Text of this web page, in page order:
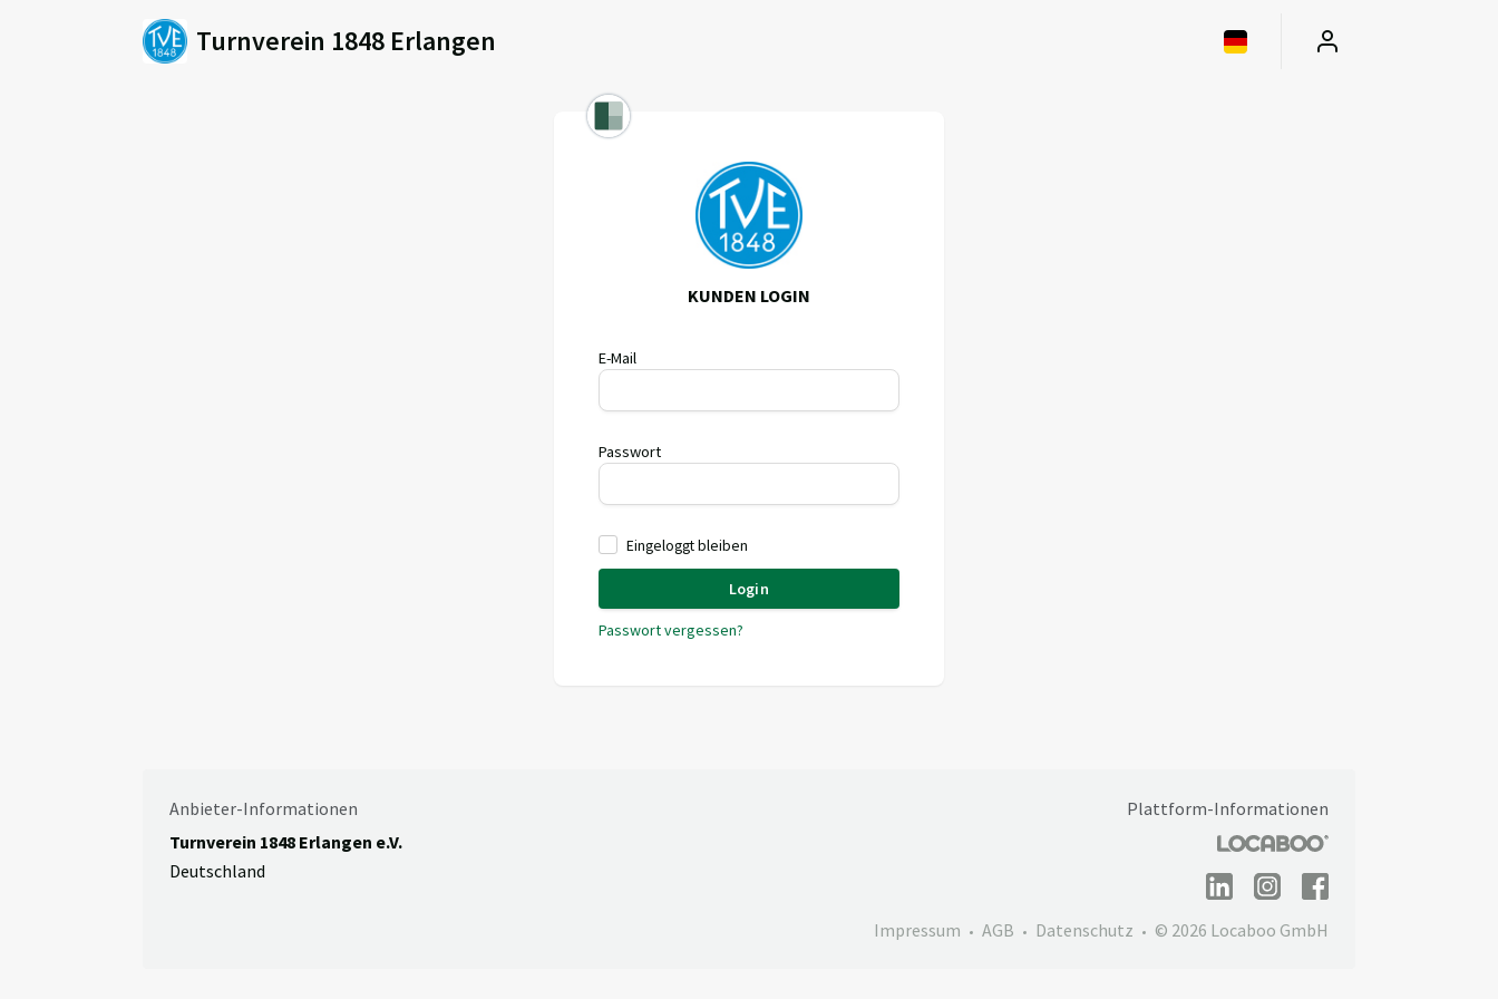
Turnverein 1848 Erlangen
KUNDEN LOGIN
E-Mail
Passwort
Eingeloggt bleiben
Login
Passwort vergessen?
Anbieter-Informationen
Turnverein 1848 Erlangen e.V.
Deutschland
Plattform-Informationen
Impressum AGB Datenschutz © 2026 Locaboo GmbH